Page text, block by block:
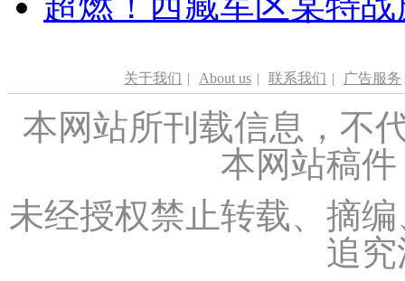
关于我们 | About us | 联系我们 | 广告服务
本网站所刊载信息，不
本网站稿
未经授权禁止转载、摘
追